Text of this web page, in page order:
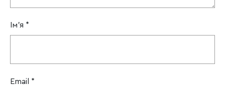
Ім'я *
Email *